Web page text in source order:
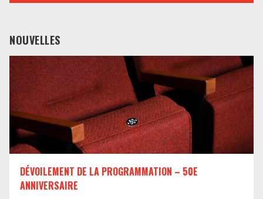
NOUVELLES
DÉVOILEMENT DE LA PROGRAMMATION – 50E
ANNIVERSAIRE